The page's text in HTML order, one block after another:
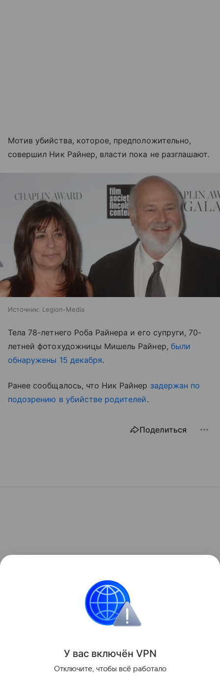
Мотив убийства, которое, предположительно,
совершил Ник Райнер, власти пока не разглашают.
Источник: Legion-Media
Тела 78-летнего Роба Райнера и его супруги, 70-
летней фотохудожницы Мишель Райнер, были
обнаружены 15 декабря.
Ранее сообщалось, что Ник Райнер задержан по
подозрению в убийстве родителей.
Поделиться
У вас включён VPN
Отключите, чтобы всё работало